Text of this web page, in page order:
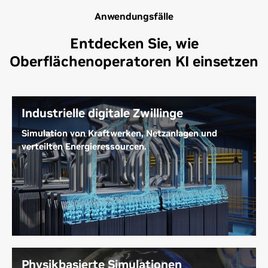
Anwendungsfälle
Entdecken Sie, wie
Oberflächenoperatoren KI einsetzen
Industrielle digitale Zwillinge
Simulation von Kraftwerken, Netzanlagen und
verteilten Energieressourcen.
Energieunternehmen bauen digitale Zwillinge, um
industrielle Anlagen, Prozesse und Arbeitsabläufe –
wie Kraftwerke, Windparks, solarthermische Netze
und mehr – für einen sicheren, autonomen Betrieb
präzise zu modellieren. Die Lösung verwendet
Entwicklung von physikalisch-informierten
Physikbasierte Simulationen